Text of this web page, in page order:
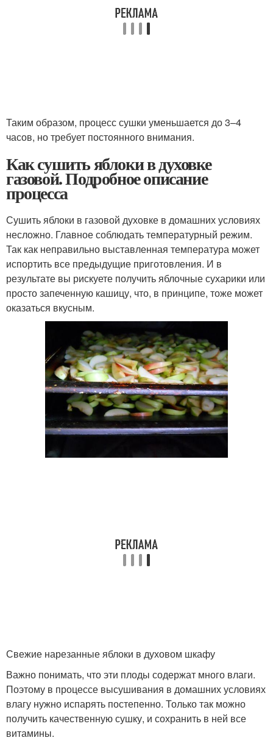
Таким образом, процесс сушки уменьшается до 3–4
часов, но требует постоянного внимания.
Как сушить яблоки в духовке
газовой. Подробное описание
процесса
Сушить яблоки в газовой духовке в домашних условиях
несложно. Главное соблюдать температурный режим.
Так как неправильно выставленная температура может
испортить все предыдущие приготовления. И в
результате вы рискуете получить яблочные сухарики или
просто запеченную кашицу, что, в принципе, тоже может
оказаться вкусным.
Свежие нарезанные яблоки в духовом шкафу
Важно понимать, что эти плоды содержат много влаги.
Поэтому в процессе высушивания в домашних условиях
влагу нужно испарять постепенно. Только так можно
получить качественную сушку, и сохранить в ней все
витамины.